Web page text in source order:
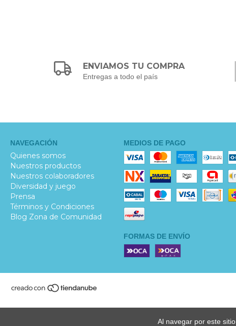
Al navegar por este sitio
ENVIAMOS TU COMPRA
Entregas a todo el país
NAVEGACIÓN
Quienes somos
Nuestros productos
Nuestros colaboradores
Diversidad y juego
Prensa
Términos y Condiciones
Blog Zona de Comunidad
MEDIOS DE PAGO
FORMAS DE ENVÍO